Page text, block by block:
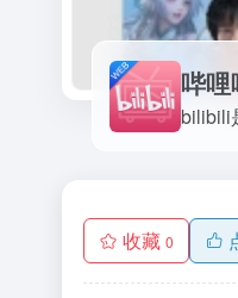
哔
bilibili
收藏 0